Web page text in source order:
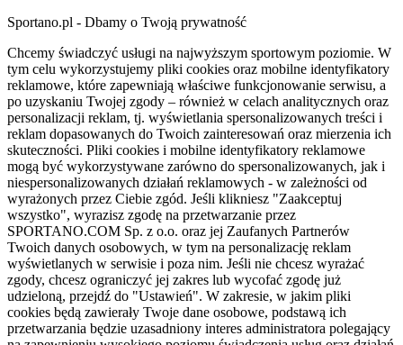
Sportano.pl - Dbamy o Twoją prywatność
Chcemy świadczyć usługi na najwyższym sportowym poziomie. W
tym celu wykorzystujemy pliki cookies oraz mobilne identyfikatory
reklamowe, które zapewniają właściwe funkcjonowanie serwisu, a
po uzyskaniu Twojej zgody – również w celach analitycznych oraz
personalizacji reklam, tj. wyświetlania spersonalizowanych treści i
reklam dopasowanych do Twoich zainteresowań oraz mierzenia ich
skuteczności. Pliki cookies i mobilne identyfikatory reklamowe
mogą być wykorzystywane zarówno do spersonalizowanych, jak i
niespersonalizowanych działań reklamowych - w zależności od
wyrażonych przez Ciebie zgód. Jeśli klikniesz "Zaakceptuj
wszystko", wyrazisz zgodę na przetwarzanie przez
SPORTANO.COM Sp. z o.o. oraz jej Zaufanych Partnerów
Twoich danych osobowych, w tym na personalizację reklam
wyświetlanych w serwisie i poza nim. Jeśli nie chcesz wyrażać
zgody, chcesz ograniczyć jej zakres lub wycofać zgodę już
udzieloną, przejdź do "Ustawień". W zakresie, w jakim pliki
cookies będą zawierały Twoje dane osobowe, podstawą ich
przetwarzania będzie uzasadniony interes administratora polegający